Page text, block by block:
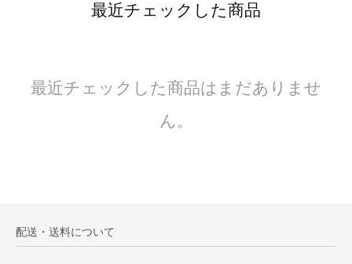
最近チェックした商品
最近チェックした商品はまだありませ
ん。
配送・送料について